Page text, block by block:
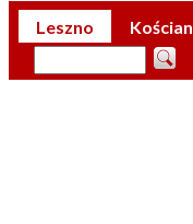
Leszno Kościan